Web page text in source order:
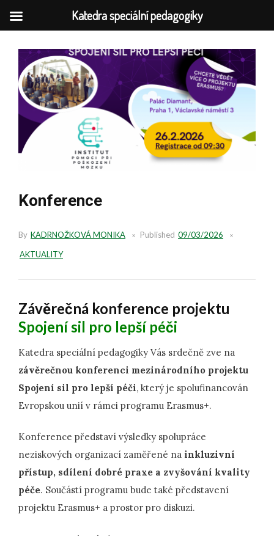
content
Konference
By KADRNOŽKOVÁ MONIKA Published 09/03/2026
AKTUALITY
Závěrečná konference projektu
Spojení sil pro lepší péči
Katedra speciální pedagogiky Vás srdečně zve na
závěrečnou konferenci mezinárodního projektu
Spojení sil pro lepší péči, který je spolufinancován
Evropskou unií v rámci programu Erasmus+.
Konference představí výsledky spolupráce
neziskových organizací zaměřené na inkluzivní
přístup, sdílení dobré praxe a zvyšování kvality
péče. Součástí programu bude také představení
projektu Erasmus+ a prostor pro diskuzi.
Katedra speciální pedagogiky